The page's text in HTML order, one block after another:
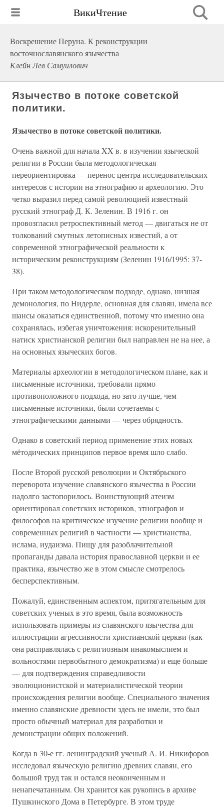
ВикиЧтение
Воскрешение Перуна. К реконструкции
восточнославянского язычества
Клейн Лев Самуилович
Язычество в потоке советской
политики.
Язычество в потоке советской политики.
Очень важной для начала XX в. в изучении языческой
религии в России была методологическая
переориентировка — перенос центра исследовательских
интересов с истории на этнографию и археологию. Это
четко выразил перед самой революцией известный
русский этнограф Д. К. Зеленин. В 1916 г. он
провозгласил ретроспективный метод — двигаться не от
толкований смутных летописных известий, а от
современной этнографической реальности к
историческим реконструкциям (Зеленин 1916/1995: 37-
38).
При таком методологическом подходе, однако, низшая
демонология, по Нидерле, основная для славян, имела все
шансы оказаться единственной, потому что именно она
сохранялась, избегая уничтожения: искоренительный
натиск христианской религии был направлен не на нее, а
на основных языческих богов.
Материалы археологии в методологическом плане, как и
письменные источники, требовали прямо
противоположного подхода, но зато лучше, чем
письменные источники, были сочетаемы с
этнографическими данными — через обрядность.
Однако в советский период применение этих новых
мётодических принципов первое время шло слабо.
После Второй русской революции и Октябрьского
переворота изучение славянского язычества в России
надолго застопорилось. Воинствующий атеизм
ориентировал советских историков, этнографов и
философов на критическое изучение религии вообще и
современных религий в частности — христианства,
ислама, иудаизма. Пищу для разоблачительной
пропаганды давала история православной церкви и ее
практика, язычество же в этом смысле смотрелось
бесперспективным.
Пожалуй, единственным аспектом, притягательным для
советских ученых в это время, была возможность
использовать примеры из славянского язычества для
иллюстрации агрессивности христианской церкви (как
она расправлялась с религиозным инакомыслием и
вольностями первобытного демократизма) и еще больше
— для подтверждения справедливости
эволюционистской и материалистической теории
происхождения религии вообще. Специального значения
именно славянские древности здесь не имели, это был
просто обычный материал для разработки и
демонстрации общих положений.
Когда в 30-е гг. ленинградский ученый А. И. Никифоров
исследовал языческую религию древних славян, его
большой труд так и остался неоконченным и
ненапечатанным. Он хранится как рукопись в архиве
Пушкинского Дома в Петербурге. В этом труде